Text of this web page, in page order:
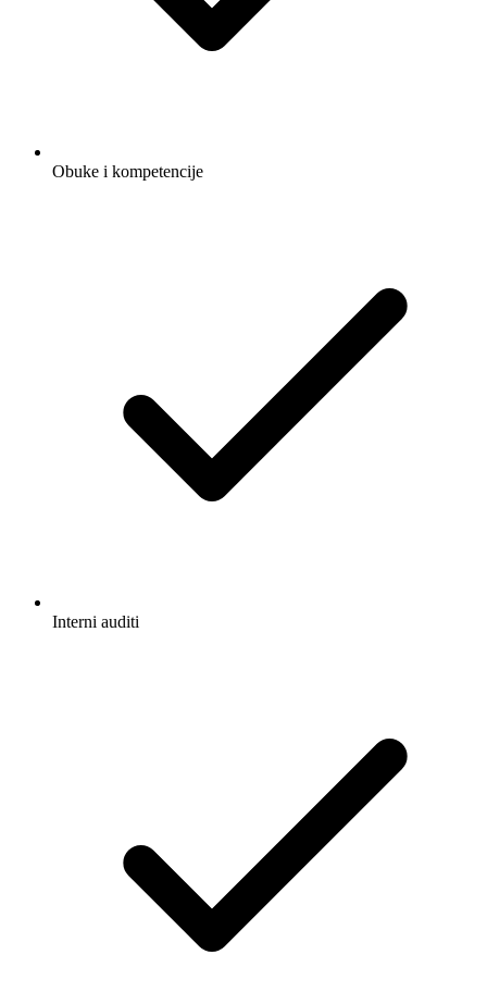
Obuke i kompetencije
Interni auditi